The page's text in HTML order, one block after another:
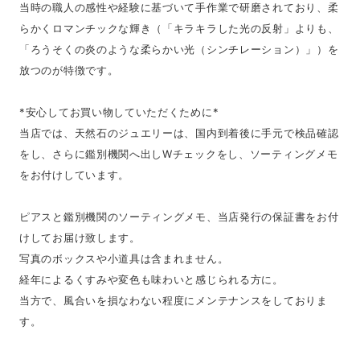
当時の職人の感性や経験に基づいて手作業で研磨されており、柔
らかくロマンチックな輝き（「キラキラした光の反射」よりも、
「ろうそくの炎のような柔らかい光（シンチレーション）」）を
放つのが特徴です。
*安心してお買い物していただくために*
当店では、天然石のジュエリーは、国内到着後に手元で検品確認
をし、さらに鑑別機関へ出しWチェックをし、ソーティングメモ
をお付けしています。
ピアスと鑑別機関のソーティングメモ、当店発行の保証書をお付
けしてお届け致します。
写真のボックスや小道具は含まれません。
経年によるくすみや変色も味わいと感じられる方に。
当方で、風合いを損なわない程度にメンテナンスをしておりま
す。